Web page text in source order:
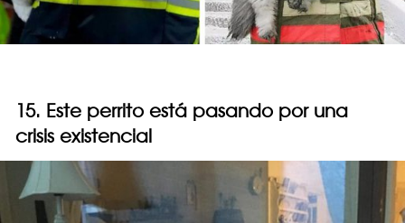
15. Este perrito está pasando por una
crisis existencial